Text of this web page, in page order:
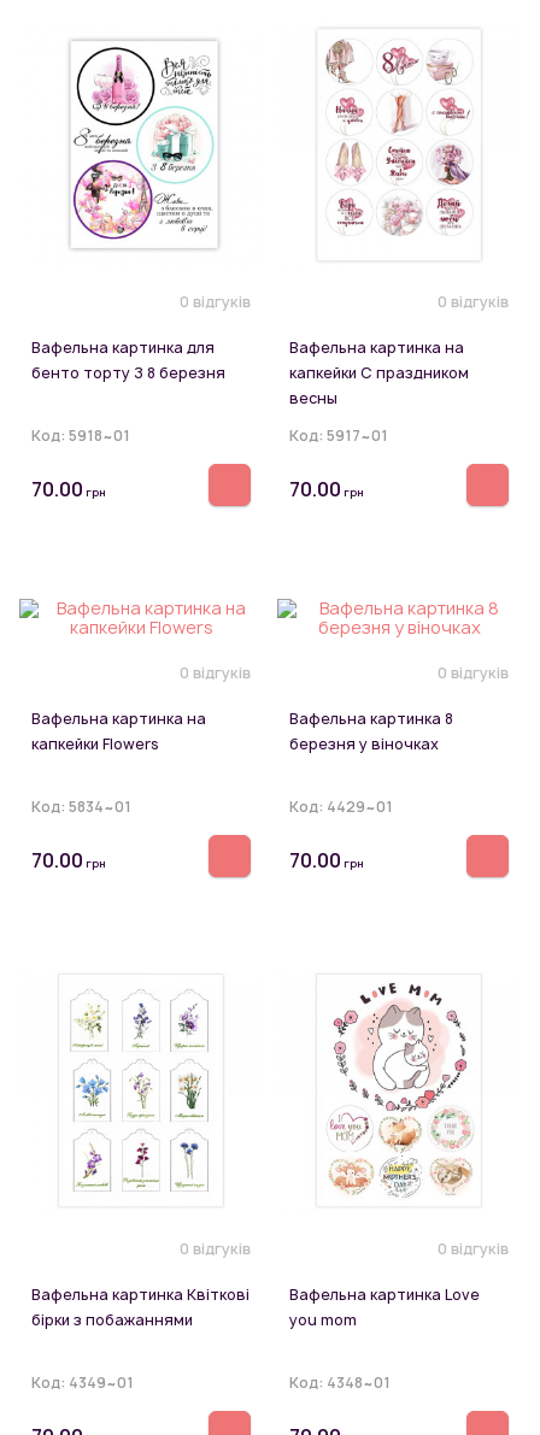
0 відгуків
Вафельна картинка для
бенто торту З 8 березня
Код: 5918~01
70.00 грн
0 відгуків
Вафельна картинка на
капкейки С праздником
весны
Код: 5917~01
70.00 грн
0 відгуків
Вафельна картинка на
капкейки Flowers
Код: 5834~01
70.00 грн
0 відгуків
Вафельна картинка 8
березня у віночках
Код: 4429~01
70.00 грн
0 відгуків
Вафельна картинка Квіткові
бірки з побажаннями
Код: 4349~01
0 відгуків
Вафельна картинка Love
you mom
Код: 4348~01